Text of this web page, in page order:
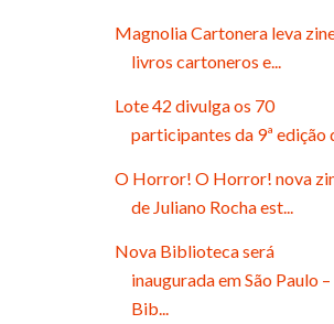
Magnolia Cartonera leva
livros cartoneros e...
Lote 42 divulga os 70
participantes da 9ª edição
O Horror! O Horror! nova
de Juliano Rocha est...
Nova Biblioteca será
inaugurada em São Paulo –
Bib...